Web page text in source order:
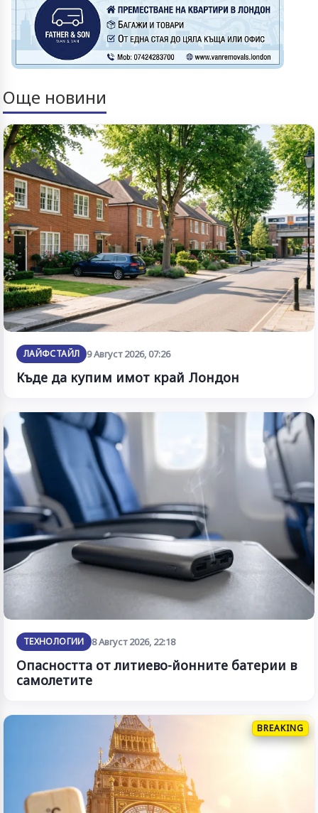
Още новини
ЛАЙФСТАЙЛ 9 Август 2026, 07:26
Къде да купим имот край Лондон
ТЕХНОЛОГИИ 8 Август 2026, 22:18
Опасността от литиево-йонните батерии в
самолетите
BREAKING